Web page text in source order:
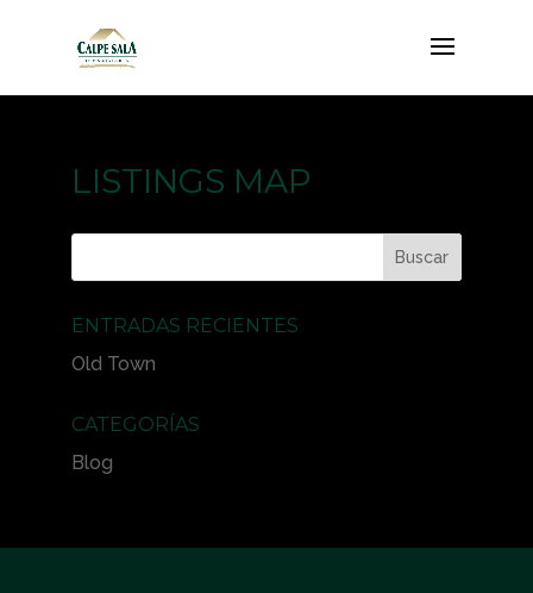
LISTINGS MAP
ENTRADAS RECIENTES
Old Town
CATEGORÍAS
Blog